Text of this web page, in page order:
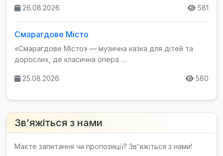
26.08.2026 581
Смарагдове Місто
«Смарагдове Місто» — музична казка для дітей та
дорослих, де класична опера …
25.08.2026 580
Зв'яжіться з нами
Маєте запитання чи пропозиції? Зв'яжіться з нами!